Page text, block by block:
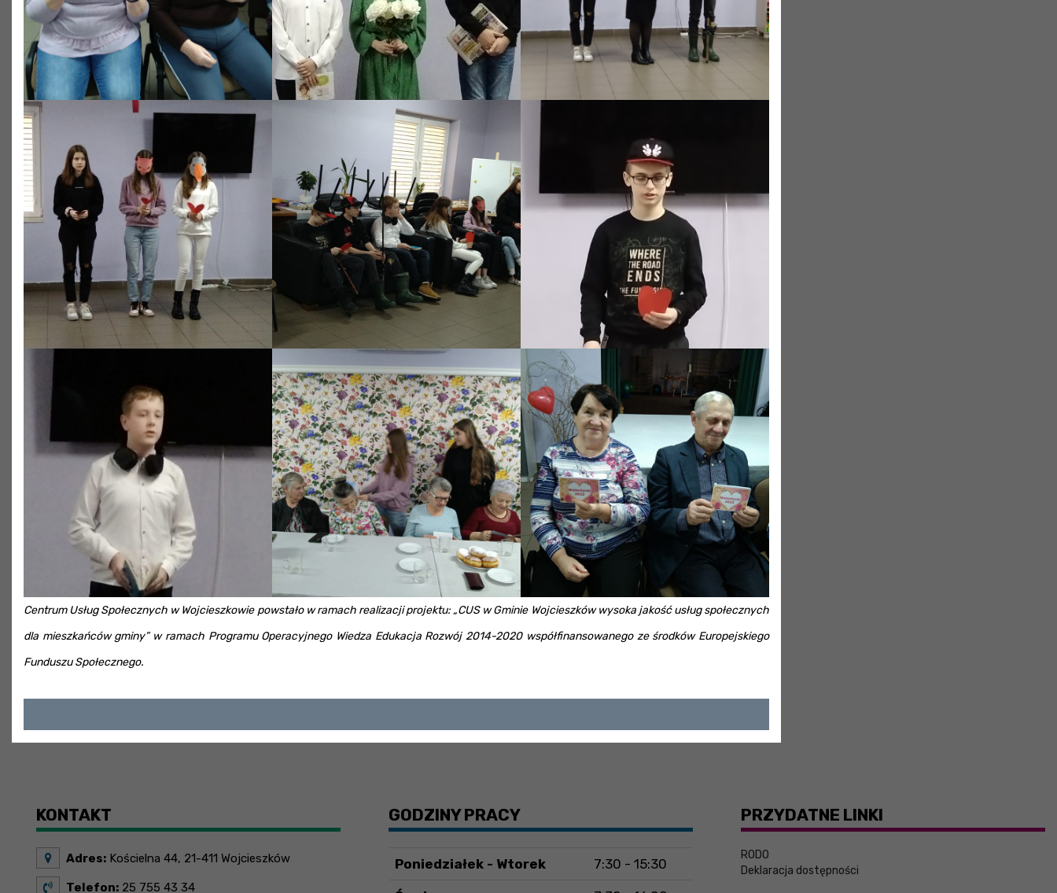
Centrum Usług Społecznych w Wojcieszkowie powstało w ramach realizacji projektu: „CUS w Gminie Wojcieszków wysoka jakość usług społecznych
dla mieszkańców gminy” w ramach Programu Operacyjnego Wiedza Edukacja Rozwój 2014-2020 współfinansowanego ze środków Europejskiego
Funduszu Społecznego.
KONTAKT
Adres: Kościelna 44, 21-411 Wojcieszków
Telefon: 25 755 43 34
GODZINY PRACY
Poniedziałek - Wtorek 7:30 - 15:30
PRZYDATNE LINKI
RODO
Deklaracja dostępności